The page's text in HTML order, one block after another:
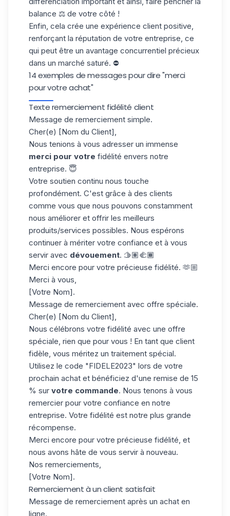
balance ⚖️ de votre côté !
Enfin, cela crée une expérience client positive,
renforçant la réputation de votre entreprise, ce
qui peut être un avantage concurrentiel précieux
dans un marché saturé. ⛔️
14 exemples de messages pour dire "merci
pour votre achat"
Texte remerciement fidélité client
Message de remerciement simple.
Cher(e) [Nom du Client],
Nous tenions à vous adresser un immense
merci pour votre fidélité envers notre
entreprise. 😇
Votre soutien continu nous touche
profondément. C'est grâce à des clients
comme vous que nous pouvons constamment
nous améliorer et offrir les meilleurs
produits/services possibles. Nous espérons
continuer à mériter votre confiance et à vous
servir avec dévouement. 🫱🏽‍🫲🏾
Merci encore pour votre précieuse fidélité. 🫶🏼
Merci à vous,
[Votre Nom].
Message de remerciement avec offre spéciale.
Cher(e) [Nom du Client],
Nous célébrons votre fidélité avec une offre
spéciale, rien que pour vous ! En tant que client
fidèle, vous méritez un traitement spécial.
Utilisez le code "FIDELE2023" lors de votre
prochain achat et bénéficiez d'une remise de 15
% sur votre commande. Nous tenons à vous
remercier pour votre confiance en notre
entreprise. Votre fidélité est notre plus grande
récompense.
Merci encore pour votre précieuse fidélité, et
nous avons hâte de vous servir à nouveau.
Nos remerciements,
[Votre Nom].
Remerciement à un client satisfait
Message de remerciement après un achat en
ligne.